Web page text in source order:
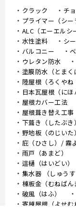
クラック チ
プライマー（シー
ALC（エーエルシ
水性塗料
シ
バルコニー
ウレタン防水
塗膜防水（とまく
陸屋根（ろくやね
日本瓦屋根（にほ
屋根カバー工法
屋根葺き替え工事
下葺き（したぶ
野地板（のじいた）
庇（ひさし）/ 霧
雨戸（あまど）
這樋（はいどい）
集水器 （しゅう
棟板金（むねばん
破風（はふ）
寄棟屋根（よせむ